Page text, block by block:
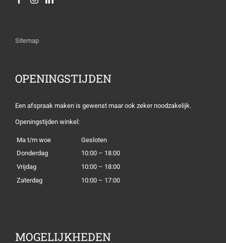
Sitemap
OPENINGSTIJDEN
Een afspraak maken is gewenst maar ook zeker noodzakelijk.
Openingstijden winkel:
Ma t/m woe
Gesloten
Donderdag
10:00 – 18:00
Vrijdag
10:00 – 18:00
Zaterdag
10:00 – 17:00
MOGELIJKHEDEN